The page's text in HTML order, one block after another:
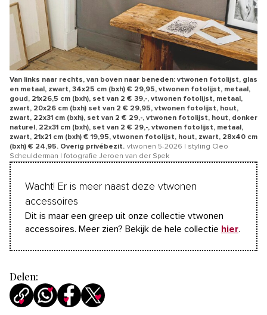
Van links naar rechts, van boven naar beneden: vtwonen fotolijst, glas
en metaal, zwart, 34x25 cm (bxh) € 29,95, vtwonen fotolijst, metaal,
goud, 21x26,5 cm (bxh), set van 2 € 39,-, vtwonen fotolijst, metaal,
zwart, 20x26 cm (bxh) set van 2 € 29,95, vtwonen fotolijst, hout,
zwart, 22x31 cm (bxh), set van 2 € 29,-, vtwonen fotolijst, hout, donker
naturel, 22x31 cm (bxh), set van 2 € 29,-, vtwonen fotolijst, metaal,
zwart, 21x21 cm (bxh) € 19,95, vtwonen fotolijst, hout, zwart, 28x40 cm
(bxh) € 24,95. Overig privébezit. vtwonen 5-2026 | styling Cleo
Scheulderman | fotografie Jeroen van der Spek
Wacht! Er is meer naast deze vtwonen
accessoires
Dit is maar een greep uit onze collectie vtwonen
accessoires. Meer zien? Bekijk de hele collectie hier.
Delen: